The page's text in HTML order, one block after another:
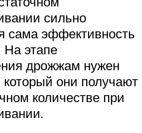
сильно
сама эффективность
На этапе
дрожжам нужен
который они получают
количестве при